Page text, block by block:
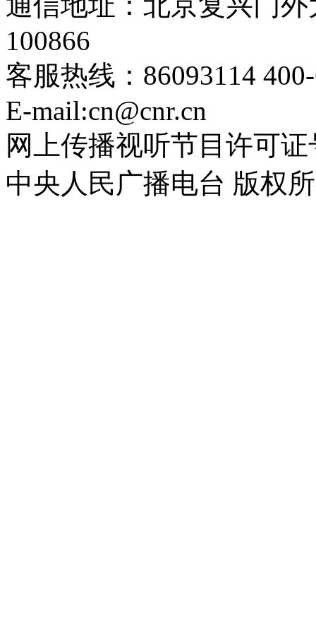
100866
客服热线：86093114
E-mail:cn@cnr.cn
网上传播视听节目许可证
中央人民广播电台 版权